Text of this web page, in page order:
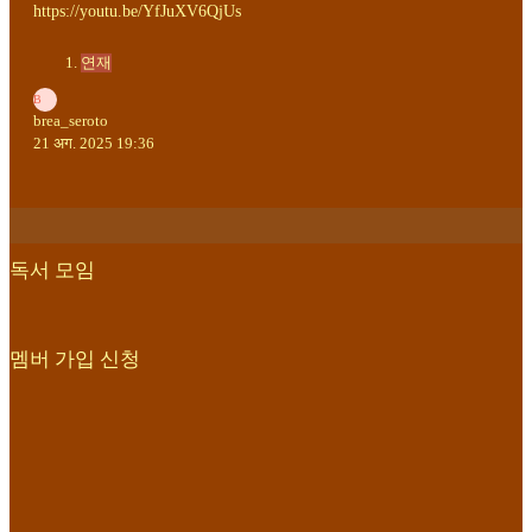
https://youtu.be/YfJuXV6QjUs
연재
B
brea_seroto
21 अग. 2025 19:36
독서 모임
멤버 가입 신청